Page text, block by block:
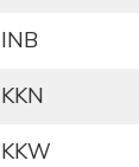
INB
KKN
KKW